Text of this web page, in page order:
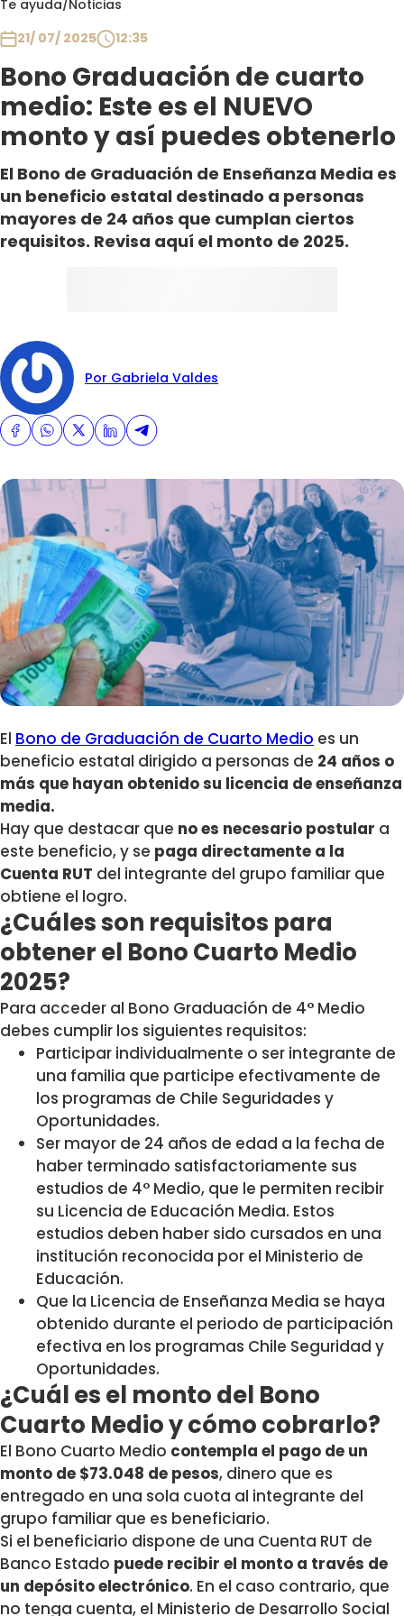
Te ayuda/Noticias
21/ 07/ 2025
12:35
Bono Graduación de cuarto
medio: Este es el NUEVO
monto y así puedes obtenerlo
El Bono de Graduación de Enseñanza Media es
un beneficio estatal destinado a personas
mayores de 24 años que cumplan ciertos
requisitos. Revisa aquí el monto de 2025.
Por Gabriela Valdes
El Bono de Graduación de Cuarto Medio es un
beneficio estatal dirigido a personas de 24 años o
más que hayan obtenido su licencia de enseñanza
media.
Hay que destacar que no es necesario postular a
este beneficio, y se paga directamente a la
Cuenta RUT del integrante del grupo familiar que
obtiene el logro.
¿Cuáles son requisitos para
obtener el Bono Cuarto Medio
2025?
Para acceder al Bono Graduación de 4° Medio
debes cumplir los siguientes requisitos:
Participar individualmente o ser integrante de
una familia que participe efectivamente de
los programas de Chile Seguridades y
Oportunidades.
Ser mayor de 24 años de edad a la fecha de
haber terminado satisfactoriamente sus
estudios de 4° Medio, que le permiten recibir
su Licencia de Educación Media. Estos
estudios deben haber sido cursados en una
institución reconocida por el Ministerio de
Educación.
Que la Licencia de Enseñanza Media se haya
obtenido durante el periodo de participación
efectiva en los programas Chile Seguridad y
Oportunidades.
¿Cuál es el monto del Bono
Cuarto Medio y cómo cobrarlo?
El Bono Cuarto Medio contempla el pago de un
monto de $73.048 de pesos, dinero que es
entregado en una sola cuota al integrante del
grupo familiar que es beneficiario.
Si el beneficiario dispone de una Cuenta RUT de
Banco Estado puede recibir el monto a través de
un depósito electrónico. En el caso contrario, que
no tenga cuenta, el Ministerio de Desarrollo Social
Club De La Comedia
Contigo en Directo
Plan Perfecto
El Tiempo
Sabingo
Todos Los Programas